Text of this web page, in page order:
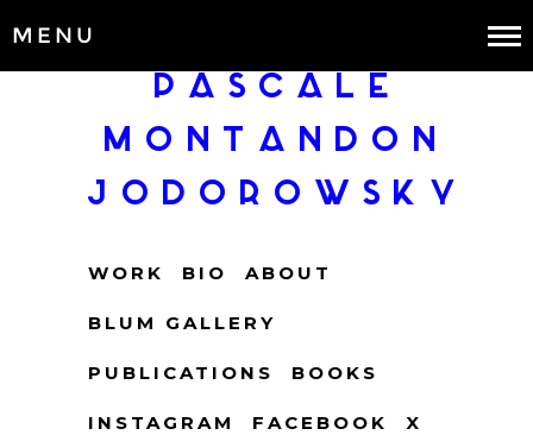
MENU
PASCALE
MONTANDON
JODOROWSKY
WORK BIO ABOUT
BLUM GALLERY
PUBLICATIONS BOOKS
INSTAGRAM FACEBOOK X